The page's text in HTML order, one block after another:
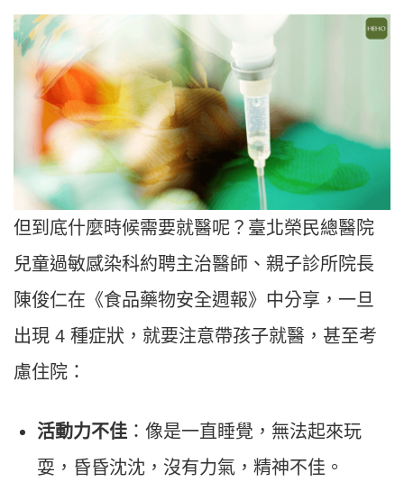
但到底什麼時候需要就醫呢？臺北榮民總醫院
兒童過敏感染科約聘主治醫師、親子診所院長
陳俊仁在《食品藥物安全週報》中分享，一旦
出現 4 種症狀，就要注意帶孩子就醫，甚至考
慮住院：
活動力不佳 ：像是一直睡覺，無法起來玩
耍，昏昏沈沈，沒有力氣，精神不佳。